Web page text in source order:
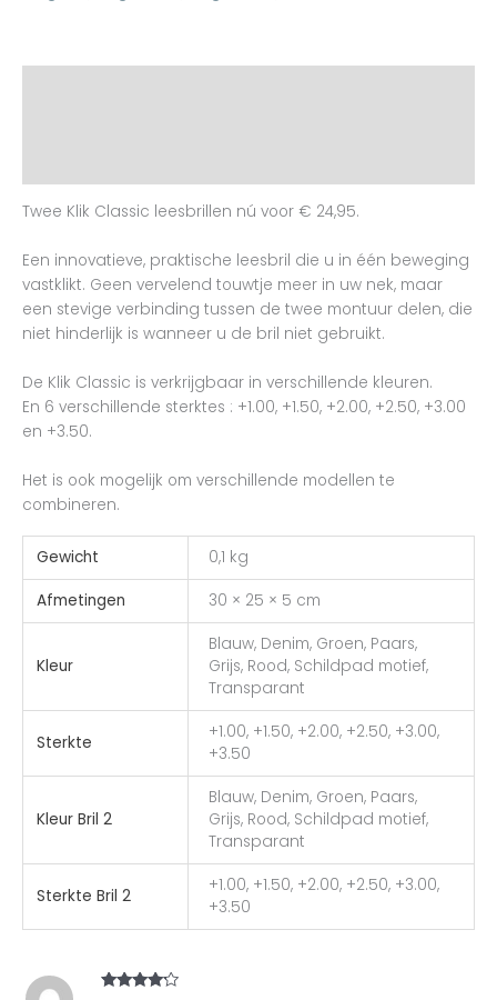
Twee Klik Classic leesbrillen nú voor € 24,95.
Een innovatieve, praktische leesbril die u in één beweging
vastklikt. Geen vervelend touwtje meer in uw nek, maar
een stevige verbinding tussen de twee montuur delen, die
niet hinderlijk is wanneer u de bril niet gebruikt.
De Klik Classic is verkrijgbaar in verschillende kleuren.
En 6 verschillende sterktes : +1.00, +1.50, +2.00, +2.50, +3.00
en +3.50.
Het is ook mogelijk om verschillende modellen te
combineren.
Gewicht 0,1 kg
Afmetingen 30 × 25 × 5 cm
Kleur
Blauw, Denim, Groen, Paars,
Grijs, Rood, Schildpad motief,
Transparant
Sterkte
+1.00, +1.50, +2.00, +2.50, +3.00,
+3.50
Kleur Bril 2
Blauw, Denim, Groen, Paars,
Grijs, Rood, Schildpad motief,
Transparant
Sterkte Bril 2
+1.00, +1.50, +2.00, +2.50, +3.00,
+3.50